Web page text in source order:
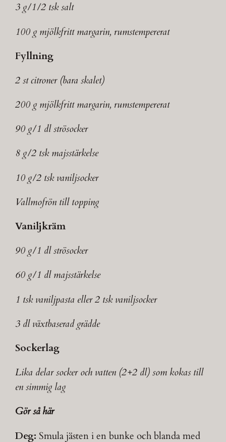
3 g/1/2 tsk salt
100 g mjölkfritt margarin, rumstempererat
Fyllning
2 st citroner (bara skalet)
200 g mjölkfritt margarin, rumstempererat
90 g/1 dl strösocker
8 g/2 tsk majsstärkelse
10 g/2 tsk vaniljsocker
Vallmofrön till topping
Vaniljkräm
90 g/1 dl strösocker
60 g/1 dl majsstärkelse
1 tsk vaniljpasta eller 2 tsk vaniljsocker
3 dl växtbaserad grädde
Sockerlag
Lika delar socker och vatten (2+2 dl) som kokas till
en simmig lag
Gör så här
Deg: Smula jästen i en bunke och blanda med